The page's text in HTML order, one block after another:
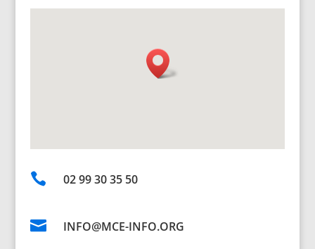
 02 99 30 35 50
 INFO@MCE-INFO.ORG